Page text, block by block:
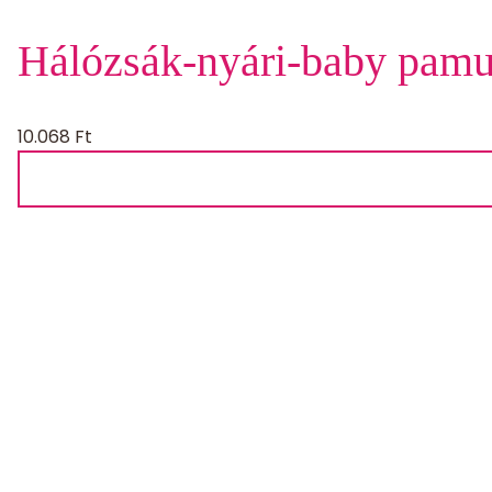
Hálózsák-nyári-baby
10.068 Ft